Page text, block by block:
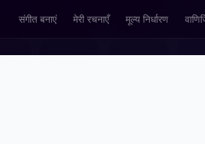
संगीत बनाएं मेरी रचनाएँ मूल्य निर्धारण